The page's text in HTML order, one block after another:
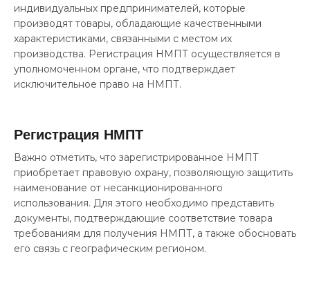
индивидуальных предпринимателей, которые
производят товары, обладающие качественными
характеристиками, связанными с местом их
производства. Регистрация НМПТ осуществляется в
уполномоченном органе, что подтверждает
исключительное право на НМПТ.
Регистрация НМПТ
Важно отметить, что зарегистрированное НМПТ
приобретает правовую охрану, позволяющую защитить
наименование от несанкционированного
использования. Для этого необходимо представить
документы, подтверждающие соответствие товара
требованиям для получения НМПТ, а также обосновать
его связь с географическим регионом.